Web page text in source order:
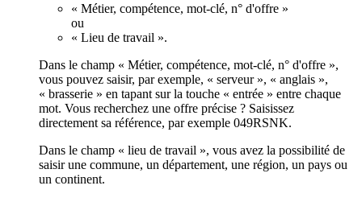
« Métier, compétence, mot-clé, n° d'offre »
ou
« Lieu de travail ».
Dans le champ « Métier, compétence, mot-clé, n° d'offre »,
vous pouvez saisir, par exemple, « serveur », « anglais »,
« brasserie » en tapant sur la touche « entrée » entre chaque
mot. Vous recherchez une offre précise ? Saisissez
directement sa référence, par exemple 049RSNK.
Dans le champ « lieu de travail », vous avez la possibilité de
saisir une commune, un département, une région, un pays ou
un continent.